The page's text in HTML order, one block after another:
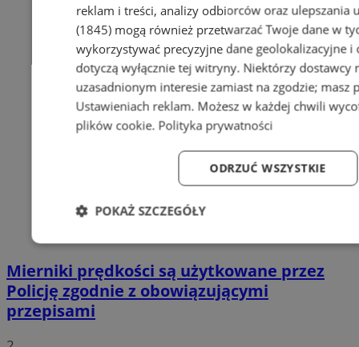
Mierniki prędkości są użytkowane przez
Policję zgodnie z obowiązującymi
przepisami
reklam i treści, analizy odbiorców oraz ulepszania
(1845)mogą również przetwarzać Twoje dane w
wykorzystywać precyzyjne dane geolokalizacyjne
dotyczą wyłącznie tej witryny. Niektórzy dostawcy
uzasadnionym interesie zamiast na zgodzie; masz
Ustawieniach reklam. Możesz w każdej chwili
plików cookie. Polityka prywatności
ODRZUĆ WSZYSTKIE
POKAŻ SZCZEGÓŁY
Niezbędne Wydajność Targetowanie